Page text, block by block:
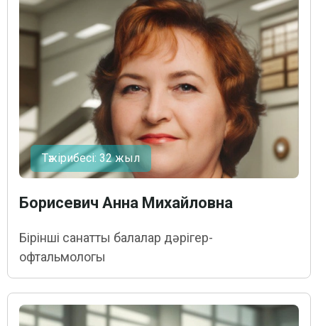
Тәжірибесі: 32 жыл
Борисевич Анна Михайловна
Бірінші санатты балалар дәрігер-
офтальмологы